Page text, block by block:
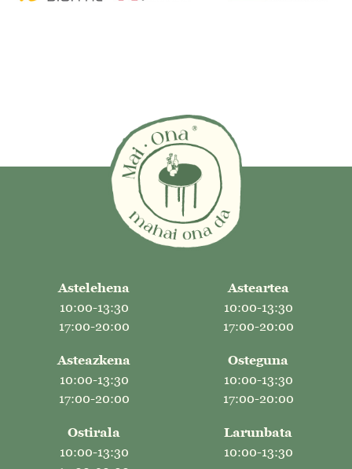
Astelehena
10:00-13:30
17:00-20:00
Asteartea
10:00-13:30
17:00-20:00
Asteazkena
10:00-13:30
17:00-20:00
Osteguna
10:00-13:30
17:00-20:00
Ostirala
10:00-13:30
Larunbata
10:00-13:30